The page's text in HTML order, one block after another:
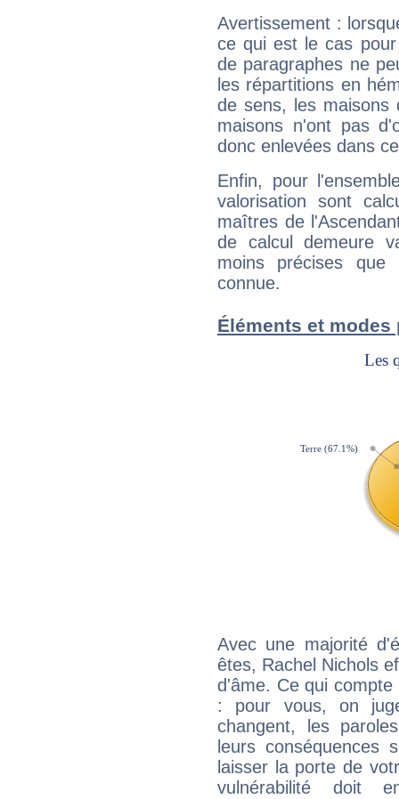
Avertissement :
ce qui est le cas
de paragraphes ne
les répartitions en
de sens, les maisons
maisons n'ont pas
donc enlevées dans
Enfin, pour
valorisation sont
maîtres de
de calcul demeure
moins précises que
connue.
Éléments et
Avec une majorité
êtes, Rachel Nichols
d'âme. Ce qui
: pour vous, on
changent, les
leurs conséquences
laisser la porte de
vulnérabilité doit